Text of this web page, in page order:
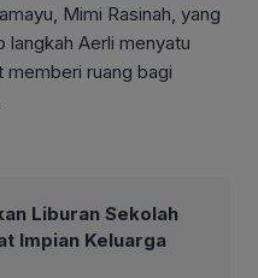
Mimi Rasinah, yang
langkah Aerli menyatu
memberi ruang bagi
Liburan Sekolah
Impian Keluarga